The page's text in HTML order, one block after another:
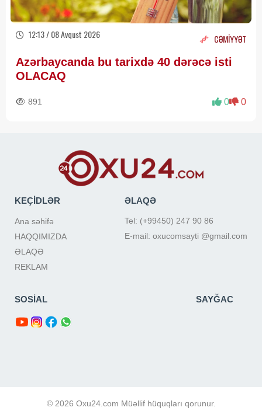
12:13 / 08 Avqust 2026 CƏMİYYƏT
Azərbaycanda bu tarixdə 40 dərəcə isti
OLACAQ
891 0 0
KEÇİDLƏR
Ana səhifə
HAQQIMIZDA
ƏLAQƏ
REKLAM
ƏLAQƏ
Tel: (+99450) 247 90 86
E-mail: oxucomsayti @gmail.com
SOSİAL SAYĞAC
© 2026 Oxu24.com Müəllif hüquqları qorunur.